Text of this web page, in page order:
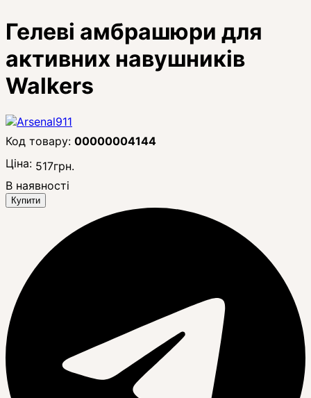
Гелеві амбрашюри для
активних навушників
Walkers
00000004144
Ціна: 517грн.
В наявності
Купити